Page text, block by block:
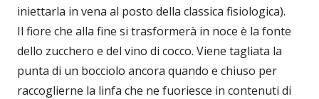
iniettarla in vena al posto della classica fisiologica).
Il fiore che alla fine si trasformerà in noce è la fonte
dello zucchero e del vino di cocco. Viene tagliata la
punta di un bocciolo ancora quando e chiuso per
raccoglierne la linfa che ne fuoriesce in contenuti di